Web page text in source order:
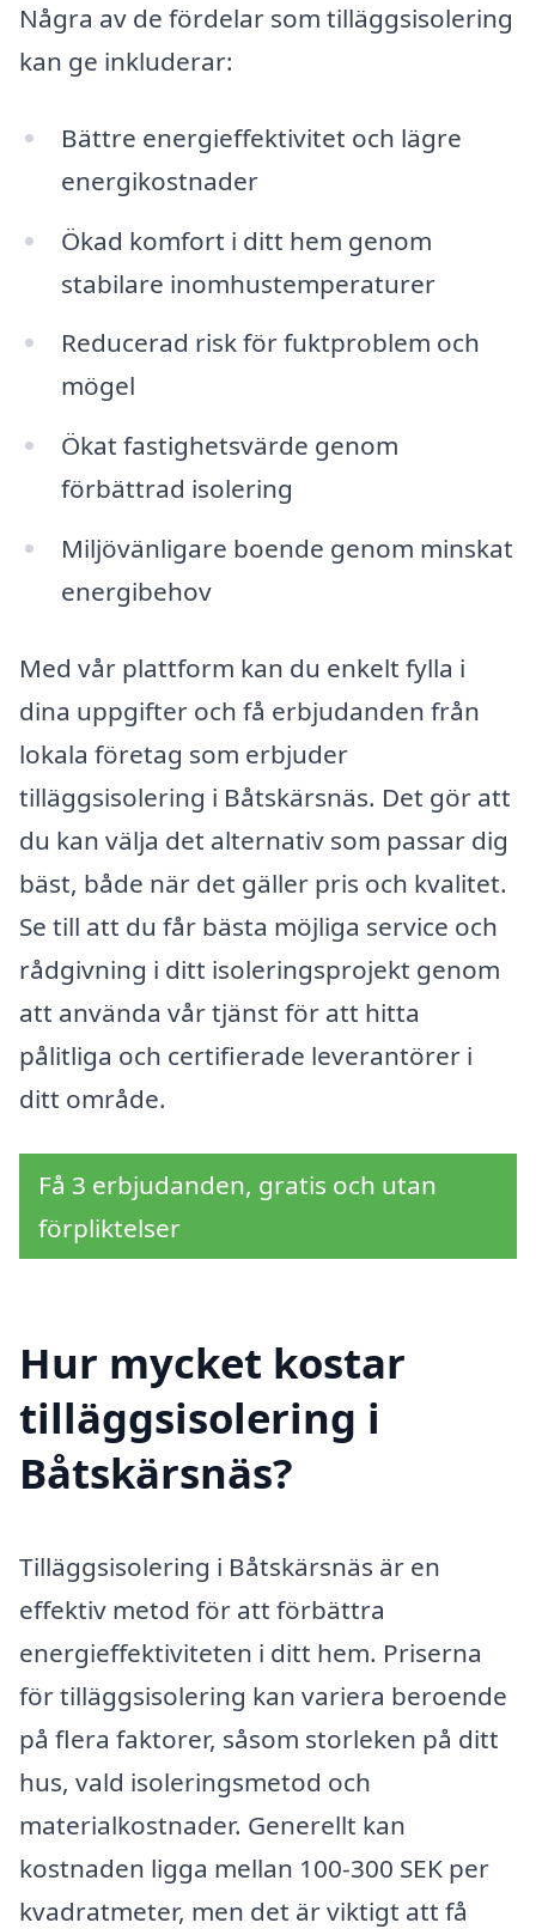
Några av de fördelar som tilläggsisolering
kan ge inkluderar:
Bättre energieffektivitet och lägre
energikostnader
Ökad komfort i ditt hem genom
stabilare inomhustemperaturer
Reducerad risk för fuktproblem och
mögel
Ökat fastighetsvärde genom
förbättrad isolering
Miljövänligare boende genom minskat
energibehov
Med vår plattform kan du enkelt fylla i
dina uppgifter och få erbjudanden från
lokala företag som erbjuder
tilläggsisolering i Båtskärsnäs. Det gör att
du kan välja det alternativ som passar dig
bäst, både när det gäller pris och kvalitet.
Se till att du får bästa möjliga service och
rådgivning i ditt isoleringsprojekt genom
att använda vår tjänst för att hitta
pålitliga och certifierade leverantörer i
ditt område.
Få 3 erbjudanden, gratis och utan
förpliktelser
Hur mycket kostar
tilläggsisolering i
Båtskärsnäs?
Tilläggsisolering i Båtskärsnäs är en
effektiv metod för att förbättra
energieffektiviteten i ditt hem. Priserna
för tilläggsisolering kan variera beroende
på flera faktorer, såsom storleken på ditt
hus, vald isoleringsmetod och
materialkostnader. Generellt kan
kostnaden ligga mellan 100-300 SEK per
kvadratmeter, men det är viktigt att få